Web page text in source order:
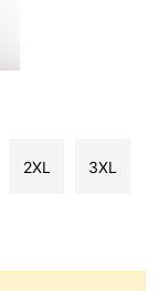
2XL 3XL